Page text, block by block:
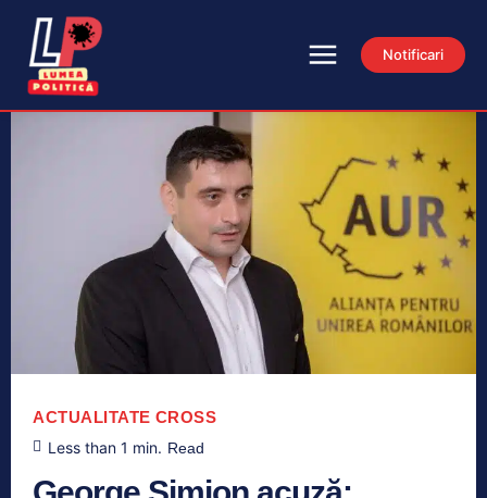
Notificari
ACTUALITATE CROSS
Less than 1 min. Read